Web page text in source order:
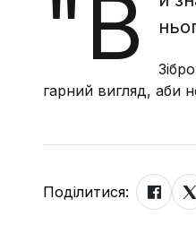
"В
гарний вигляд, аби
Поділитися: